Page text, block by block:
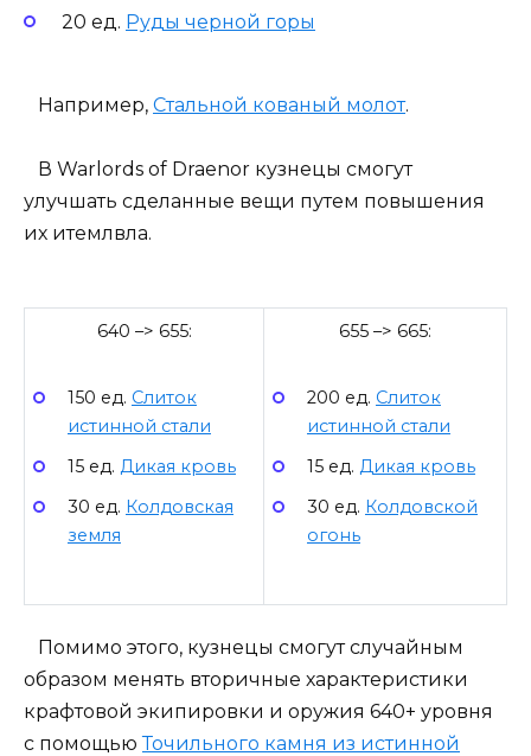
20 ед. Руды черной горы
Например, Стальной кованый молот.
В Warlords of Draenor кузнецы смогут
улучшать сделанные вещи путем повышения
их итемлвла.
640 –> 655:
150 ед. Слиток
истинной стали
15 ед. Дикая кровь
30 ед. Колдовская
земля
655 –> 665:
200 ед. Слиток
истинной стали
15 ед. Дикая кровь
30 ед. Колдовской
огонь
Помимо этого, кузнецы смогут случайным
образом менять вторичные характеристики
крафтовой экипировки и оружия 640+ уровня
с помощьюТочильного камня из истинной